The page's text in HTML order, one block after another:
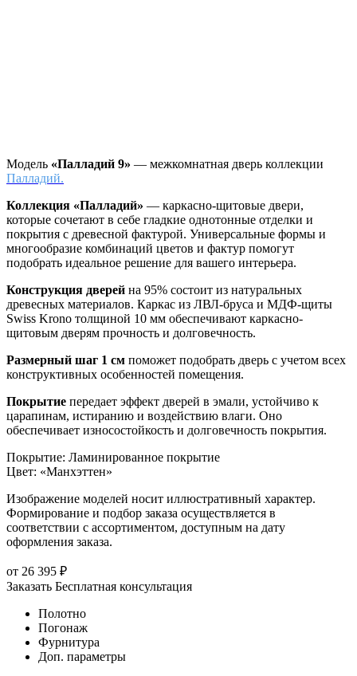
Модель «Палладий 9» — межкомнатная дверь коллекции
Палладий.
Коллекция «Палладий» — каркасно-щитовые двери,
которые сочетают в себе гладкие однотонные отделки и
покрытия с древесной фактурой. Универсальные формы и
многообразие комбинаций цветов и фактур помогут
подобрать идеальное решение для вашего интерьера.
Конструкция дверей на 95% состоит из натуральных
древесных материалов. Каркас из ЛВЛ-бруса и МДФ-щиты
Swiss Krono толщиной 10 мм обеспечивают каркасно-
щитовым дверям прочность и долговечность.
Размерный шаг 1 см поможет подобрать дверь с учетом всех
конструктивных особенностей помещения.
Покрытие передает эффект дверей в эмали, устойчиво к
царапинам, истиранию и воздействию влаги. Оно
обеспечивает износостойкость и долговечность покрытия.
Покрытие: Ламинированное покрытие
Цвет: «Манхэттен»
Изображение моделей носит иллюстративный характер.
Формирование и подбор заказа осуществляется в
соответствии с ассортиментом, доступным на дату
оформления заказа.
от 26 395 ₽
Заказать Бесплатная консультация
Полотно
Погонаж
Фурнитура
Доп. параметры